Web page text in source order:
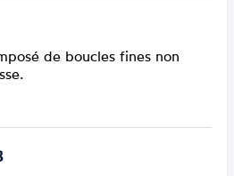
de boucles fines non